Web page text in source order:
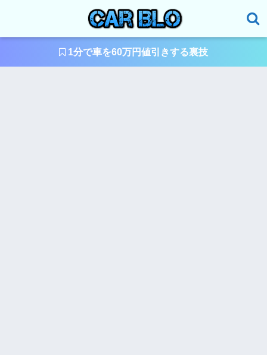
1分で車を60万円値引きする裏技